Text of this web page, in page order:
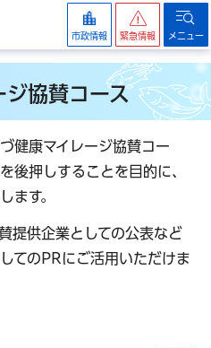
市政情報 緊急情報 メニュー
ジ協賛コース
健康マイレージ協賛コー
後押しすることを目的に、
ます。
提供企業としての公表など
てのPRにご活用いただけま